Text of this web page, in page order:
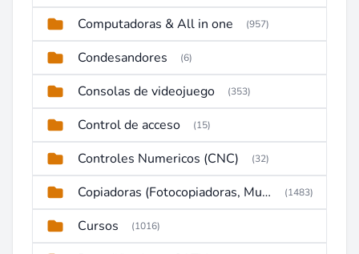
Computadoras & All in one (957)
Condesandores (6)
Consolas de videojuego (353)
Control de acceso (15)
Controles Numericos (CNC) (32)
Copiadoras (Fotocopiadoras, Multifunctions, Ploter, etc) (1483)
Cursos (1016)